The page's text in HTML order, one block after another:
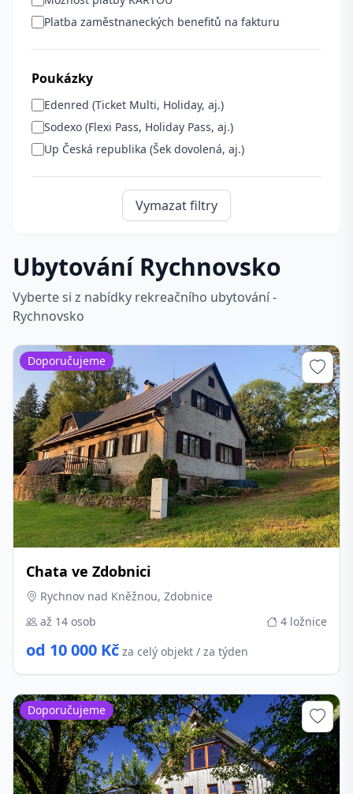
Platba zaměstnaneckých benefitů na fakturu
Poukázky
Edenred (Ticket Multi, Holiday, aj.)
Sodexo (Flexi Pass, Holiday Pass, aj.)
Up Česká republika (Šek dovolená, aj.)
Vymazat filtry
Ubytování Rychnovsko
Vyberte si z nabídky rekreačního ubytování -
Rychnovsko
Chata ve Zdobnici
Rychnov nad Kněžnou, Zdobnice
až 14 osob
4 ložnice
od 10 000 Kč za celý objekt / za týden
Doporučujeme
Doporučujeme